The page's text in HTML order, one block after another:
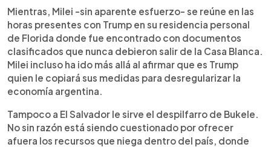
Mientras, Milei -sin aparente esfuerzo- se reúne en las
horas presentes con Trump en su residencia personal
de Florida donde fue encontrado con documentos
clasificados que nunca debieron salir de la Casa Blanca.
Milei incluso ha ido más allá al afirmar que es Trump
quien le copiará sus medidas para desregularizar la
economía argentina.
Tampoco a El Salvador le sirve el despilfarro de Bukele.
No sin razón está siendo cuestionado por ofrecer
afuera los recursos que niega dentro del país, donde